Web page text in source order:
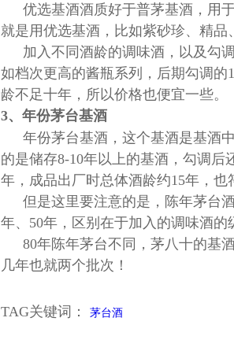
优选基酒酒质好于普茅基酒，用
就是用优选基酒，比如紫砂珍、精品
加入不同酒龄的调味酒，以及勾
如档次更高的酱瓶系列，后期勾调
龄不足十年，所以价格也便宜一些。
3、年份茅台基酒
年份茅台基酒，这个基酒是基酒
的是储存8-10年以上的基酒，勾调后
年，成品出厂时总体酒龄约15年，也
但是这里要注意的是，陈年茅台
年、50年，区别在于加入的调味酒的
80年陈年茅台不同，茅八十的基
几年也就两个批次！
TAG关键词：茅台酒